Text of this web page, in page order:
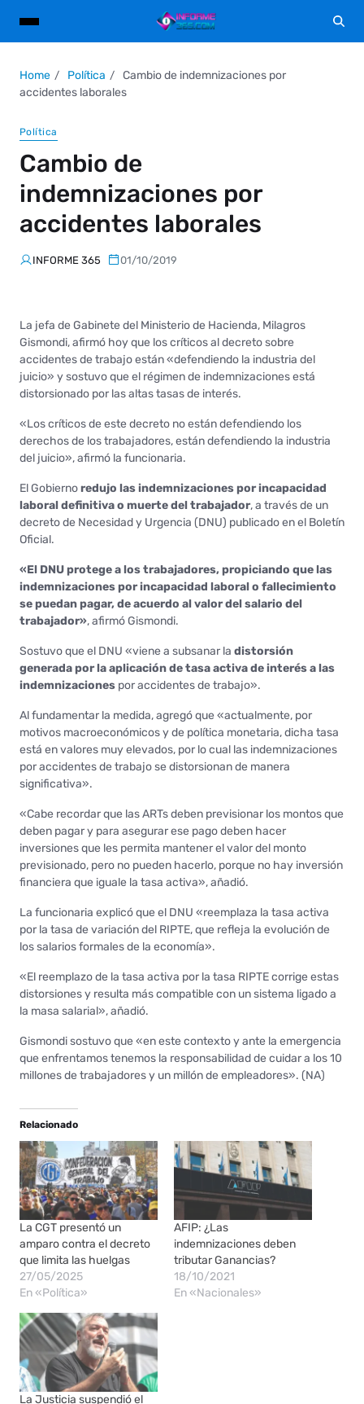
Home Política
Cambio de indemnizaciones por
accidentes laborales
Política
Cambio de
indemnizaciones por
accidentes laborales
INFORME 365 01/10/2019
La jefa de Gabinete del Ministerio de Hacienda, Milagros
Gismondi, afirmó hoy que los críticos al decreto sobre
accidentes de trabajo están «defendiendo la industria del
juicio» y sostuvo que el régimen de indemnizaciones está
distorsionado por las altas tasas de interés.
«Los críticos de este decreto no están defendiendo los
derechos de los trabajadores, están defendiendo la industria
del juicio», afirmó la funcionaria.
El Gobiernoredujo las indemnizaciones por incapacidad
laboral definitiva o muerte del trabajador, a través de un
decreto de Necesidad y Urgencia (DNU) publicado en el Boletín
Oficial.
«El DNU protege a los trabajadores, propiciando que las
indemnizaciones por incapacidad laboral o fallecimiento
se puedan pagar, de acuerdo al valor del salario del
trabajador», afirmó Gismondi.
Sostuvo que el DNU «viene a subsanar la distorsión
generada por la aplicación de tasa activa de interés a las
indemnizaciones por accidentes de trabajo».
Al fundamentar la medida, agregó que «actualmente, por
motivos macroeconómicos y de política monetaria, dicha tasa
está en valores muy elevados, por lo cual las indemnizaciones
por accidentes de trabajo se distorsionan de manera
significativa».
«Cabe recordar que las ARTs deben previsionar los montos que
deben pagar y para asegurar ese pago deben hacer
inversiones que les permita mantener el valor del monto
previsionado, pero no pueden hacerlo, porque no hay inversión
financiera que iguale la tasa activa», añadió.
La funcionaria explicó que el DNU «reemplaza la tasa activa
por la tasa de variación del RIPTE, que refleja la evolución de
los salarios formales de la economía».
«El reemplazo de la tasa activa por la tasa RIPTE corrige estas
distorsiones y resulta más compatible con un sistema ligado a
la masa salarial», añadió.
Gismondi sostuvo que «en este contexto y ante la emergencia
que enfrentamos tenemos la responsabilidad de cuidar a los 10
millones de trabajadores y un millón de empleadores». (NA)
Relacionado
La CGT presentó un
amparo contra el decreto
que limita las huelgas
27/05/2025
En «Política»
AFIP: ¿Las
indemnizaciones deben
tributar Ganancias?
18/10/2021
En «Nacionales»
La Justicia suspendió el